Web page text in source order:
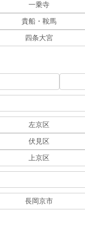
一乗寺
貴船・鞍馬
四条大宮
左京区
伏見区
上京区
長岡京市